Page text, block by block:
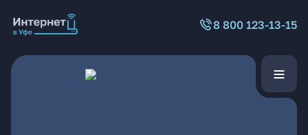
8 800 123-13-15